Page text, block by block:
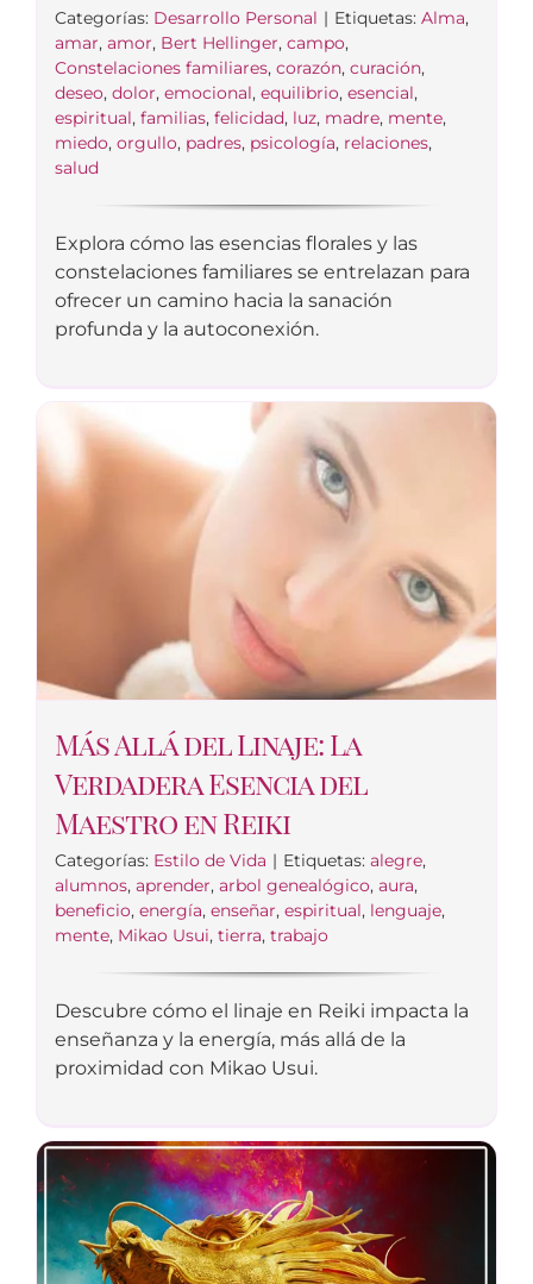
Categorías: Desarrollo Personal | Etiquetas: Alma,
amar, amor, Bert Hellinger, campo,
Constelaciones familiares, corazón, curación,
deseo, dolor, emocional, equilibrio, esencial,
espiritual, familias, felicidad, luz, madre, mente,
miedo, orgullo, padres, psicología, relaciones,
salud
Explora cómo las esencias florales y las
constelaciones familiares se entrelazan para
ofrecer un camino hacia la sanación
profunda y la autoconexión.
Más Allá del Linaje: La
Verdadera Esencia del
Maestro en Reiki
Categorías: Estilo de Vida | Etiquetas: alegre,
alumnos, aprender, arbol genealógico, aura,
beneficio, energía, enseñar, espiritual, lenguaje,
mente, Mikao Usui, tierra, trabajo
Descubre cómo el linaje en Reiki impacta la
enseñanza y la energía, más allá de la
proximidad con Mikao Usui.